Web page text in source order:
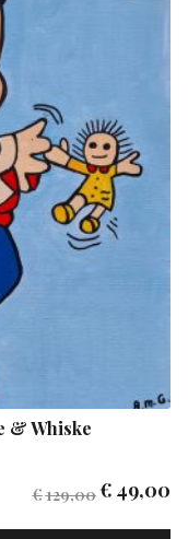
& Whiske
€129,00€ 49,00